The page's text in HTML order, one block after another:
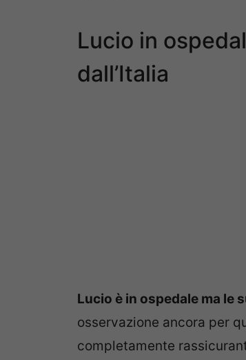
Lucio in
dall’Italia
Lucio è in ospedale ma le
osservazione ancora per
completamente